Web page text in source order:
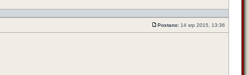
Postano: 14 srp 2015, 13:36